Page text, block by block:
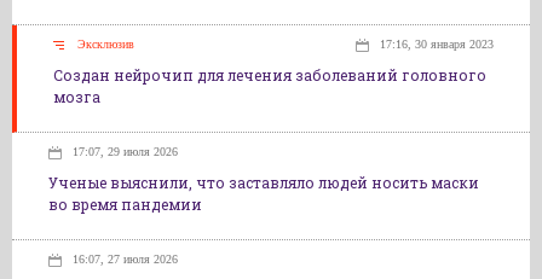
Эксклюзив 17:16, 30 января 2023
Создан нейрочип для лечения заболеваний головного
мозга
17:07, 29 июля 2026
Ученые выяснили, что заставляло людей носить маски
во время пандемии
16:07, 27 июля 2026